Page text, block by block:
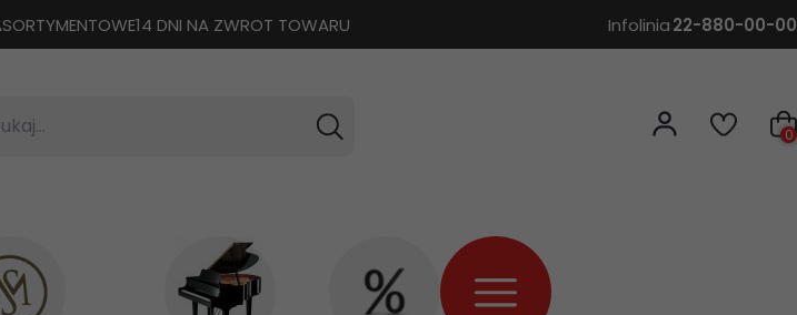
14 DNI NA ZWROT TOWARU Infolinia22-880-00-00
0